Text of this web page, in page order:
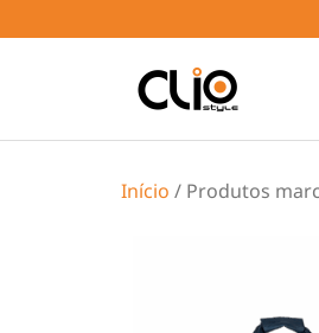
Início / Produtos